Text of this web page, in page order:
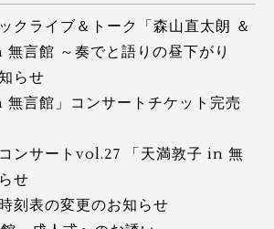
クライブ＆トーク「森山直太朗 ＆
言館 ～奏でと語りの昼下がり
らせ
無言館」コンサートチケット完売
ンサートvol.27 「天満敦子 in 無
せ
刻表の変更のお知らせ